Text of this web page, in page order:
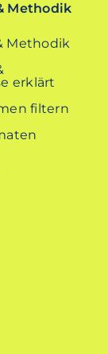
Methodik
Methodik
erklärt
filtern